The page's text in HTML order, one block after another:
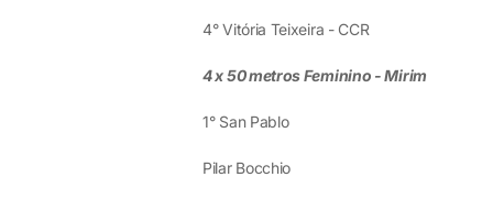
4° Vitória Teixeira - CCR
4 x 50 metros Feminino - Mirim
1° San Pablo
Pilar Bocchio